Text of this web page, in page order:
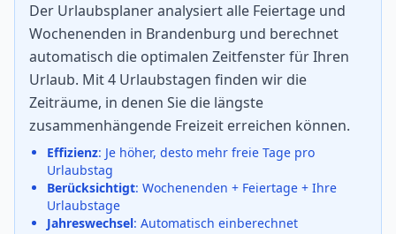
Der Urlaubsplaner analysiert alle Feiertage und
Wochenenden in Brandenburg und berechnet
automatisch die optimalen Zeitfenster für Ihren
Urlaub. Mit 4 Urlaubstagen finden wir die
Zeiträume, in denen Sie die längste
zusammenhängende Freizeit erreichen können.
Effizienz: Je höher, desto mehr freie Tage pro
Urlaubstag
Berücksichtigt: Wochenenden + Feiertage + Ihre
Urlaubstage
Jahreswechsel: Automatisch einberechnet